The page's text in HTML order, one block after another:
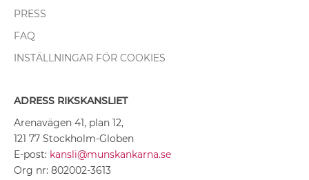
PRESS
FAQ
INSTÄLLNINGAR FÖR COOKIES
ADRESS RIKSKANSLIET
Arenavägen 41, plan 12,
121 77 Stockholm-Globen
E-post: kansli@munskankarna.se
Org nr: 802002-3613